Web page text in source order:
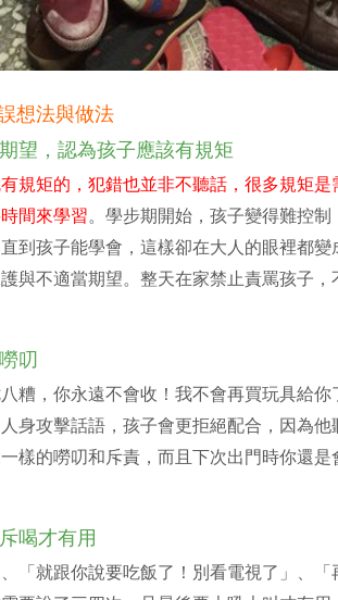
想法與做法
望，認為孩子應該有規矩
規矩的，犯錯也並非不聽話，很多規矩
間來學習。學步期開始，孩子變得難控
到孩子能學會，這樣卻在大人的眼裡都
與不適當期望。整天在家禁止責罵孩子
叨
八糟，你永遠不會收！我不會再買玩具給
身攻擊話語，孩子會更拒絕配合，因為他
樣的嘮叨和斥責，而且下次出門時你還是
喝才有用
、「就跟你說要吃飯了！別看電視了」、